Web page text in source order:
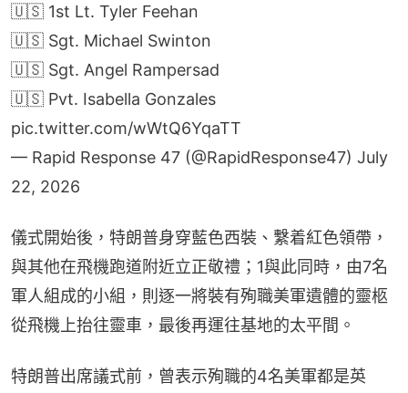
🇺🇸 1st Lt. Tyler Feehan
🇺🇸 Sgt. Michael Swinton
🇺🇸 Sgt. Angel Rampersad
🇺🇸 Pvt. Isabella Gonzales
pic.twitter.com/wWtQ6YqaTT
— Rapid Response 47 (@RapidResponse47) July
22, 2026
儀式開始後，特朗普身穿藍色西裝、繫着紅色領帶，
與其他在飛機跑道附近立正敬禮；1與此同時，由7名
軍人組成的小組，則逐一將裝有殉職美軍遺體的靈柩
從飛機上抬往靈車，最後再運往基地的太平間。
特朗普出席議式前，曾表示殉職的4名美軍都是英